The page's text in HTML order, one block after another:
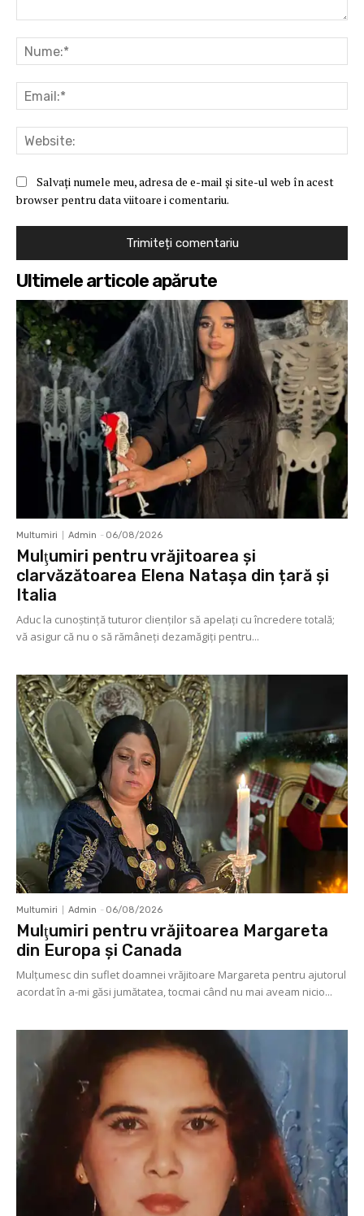
Salvați numele meu, adresa de e-mail și site-ul web în acest
browser pentru data viitoare i comentariu.
Ultimele articole apărute
Multumiri Admin - 06/08/2026
Mulţumiri pentru vrăjitoarea și
clarvăzătoarea Elena Natașa din țară și
Italia
Aduc la cunoştinţă tuturor clienţilor să apelaţi cu încredere totală;
vă asigur că nu o să rămâneţi dezamăgiţi pentru...
Multumiri Admin - 06/08/2026
Mulţumiri pentru vrăjitoarea Margareta
din Europa și Canada
Mulţumesc din suflet doamnei vrăjitoare Margareta pentru ajutorul
acordat în a-mi găsi jumătatea, tocmai când nu mai aveam nicio...